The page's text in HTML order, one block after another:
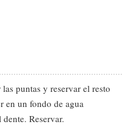
puntas y reservar el resto
en un fondo de agua
Reservar.